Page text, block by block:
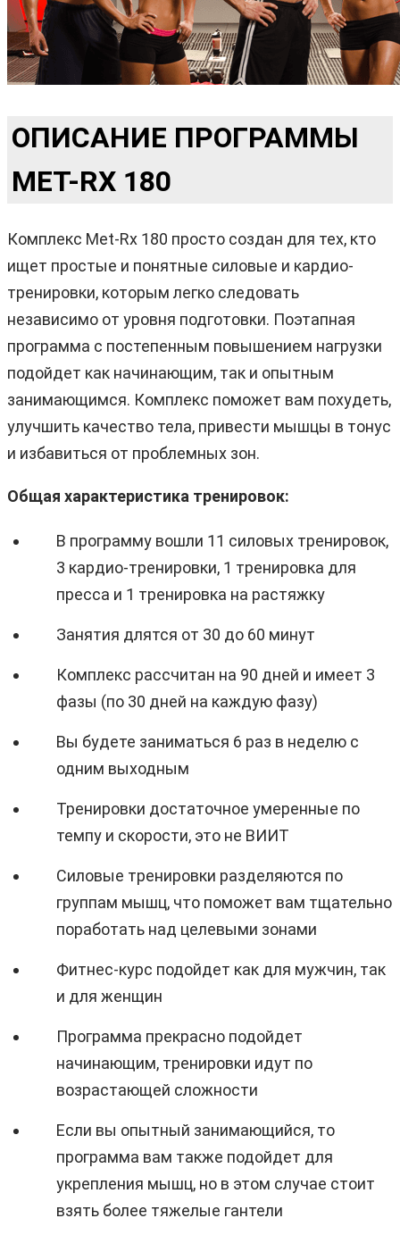
ОПИСАНИЕ ПРОГРАММЫ
MET-RX 180
Комплекс Met-Rx 180 просто создан для тех, кто
ищет простые и понятные силовые и кардио-
тренировки, которым легко следовать
независимо от уровня подготовки. Поэтапная
программа с постепенным повышением нагрузки
подойдет как начинающим, так и опытным
занимающимся. Комплекс поможет вам похудеть,
улучшить качество тела, привести мышцы в тонус
и избавиться от проблемных зон.
Общая характеристика тренировок:
В программу вошли 11 силовых тренировок,
3 кардио-тренировки, 1 тренировка для
пресса и 1 тренировка на растяжку
Занятия длятся от 30 до 60 минут
Комплекс рассчитан на 90 дней и имеет 3
фазы (по 30 дней на каждую фазу)
Вы будете заниматься 6 раз в неделю с
одним выходным
Тренировки достаточное умеренные по
темпу и скорости, это не ВИИТ
Силовые тренировки разделяются по
группам мышц, что поможет вам тщательно
поработать над целевыми зонами
Фитнес-курс подойдет как для мужчин, так
и для женщин
Программа прекрасно подойдет
начинающим, тренировки идут по
возрастающей сложности
Если вы опытный занимающийся, то
программа вам также подойдет для
укрепления мышц, но в этом случае стоит
взять более тяжелые гантели